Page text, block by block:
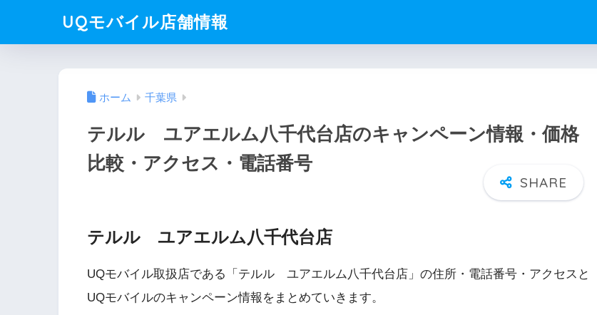
UQモバイル店舗情報
ホーム 千葉県
テルル ユアエルム八千代台店のキャンペーン情報・価格
比較・アクセス・電話番号
テルル ユアエルム八千代台店
UQモバイル取扱店である「テルル ユアエルム八千代台店」の住所・電話番号・アクセスと
UQモバイルのキャンペーン情報をまとめていきます。